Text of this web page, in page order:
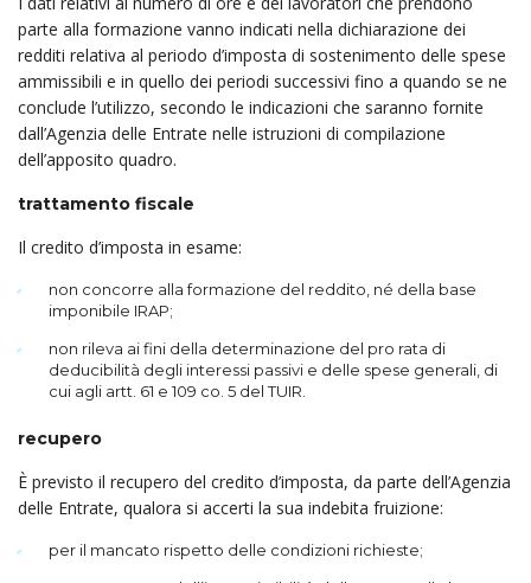
parte alla formazione vanno indicati nella dichiarazione dei
redditi relativa al periodo d’imposta di sostenimento delle spese
ammissibili e in quello dei periodi successivi fino a quando se ne
conclude l’utilizzo, secondo le indicazioni che saranno fornite
dall’Agenzia delle Entrate nelle istruzioni di compilazione
dell’apposito quadro.
trattamento fiscale
Il credito d’imposta in esame:
non concorre alla formazione del reddito, né della base
imponibile IRAP;
non rileva ai fini della determinazione del pro rata di
deducibilità degli interessi passivi e delle spese generali, di
cui agli artt. 61 e 109 co. 5 del TUIR.
recupero
È previsto il recupero del credito d’imposta, da parte dell’Agenzia
delle Entrate, qualora si accerti la sua indebita fruizione:
per il mancato rispetto delle condizioni richieste;